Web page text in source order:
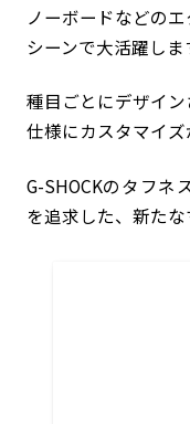
ノーボードなどの
シーンで大活躍しま
種目ごとにデザイ
仕様にカスタマイズ
G-SHOCKのタフネ
を追求した、新たな